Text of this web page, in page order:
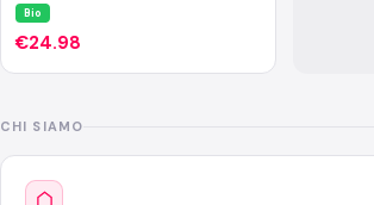
l’eleganza e la raffinatezza; un
prodotto di qualità superiore,
Puglia", capace di esaltare anche i
mascherarne il sapore.
Bio
€24.98
CHI SIAMO